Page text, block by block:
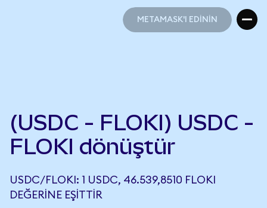
METAMASK'I EDİNİN
(USDC - FLOKI) USDC -
FLOKI dönüştür
USDC/FLOKI: 1 USDC, 46.539,8510 FLOKI
DEĞERINE EŞITTIR